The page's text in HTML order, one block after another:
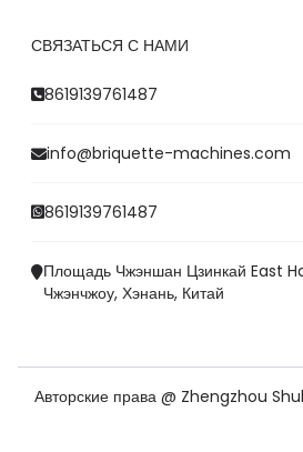
СВЯЗАТЬСЯ С НАМИ
8619139761487
info@briquette-machines.com
8619139761487
Площадь Чжэншан Цзинкай East
Чжэнчжоу, Хэнань, Китай
Авторские права @ Zhengzhou